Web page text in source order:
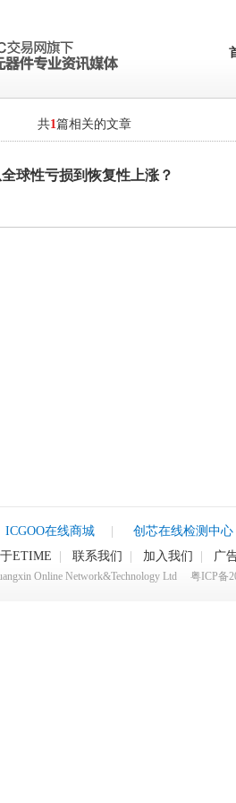
共1篇相关的文章
球性亏损到恢复性上涨？
ICGOO在线商城 创芯在线检测中心
ETIME 联系我们 加入我们 广
Online Network&Technology Ltd 粤ICP备